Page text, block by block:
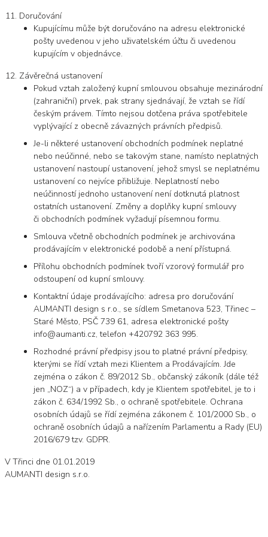
Doručování
Kupujícímu může být doručováno na adresu elektronické
pošty uvedenou v jeho uživatelském účtu či uvedenou
kupujícím v objednávce.
Závěrečná ustanovení
Pokud vztah založený kupní smlouvou obsahuje mezinárodní
(zahraniční) prvek, pak strany sjednávají, že vztah se řídí
českým právem. Tímto nejsou dotčena práva spotřebitele
vyplývající z obecně závazných právních předpisů.
Je-li některé ustanovení obchodních podmínek neplatné
nebo neúčinné, nebo se takovým stane, namísto neplatných
ustanovení nastoupí ustanovení, jehož smysl se neplatnému
ustanovení co nejvíce přibližuje. Neplatností nebo
neúčinností jednoho ustanovení není dotknutá platnost
ostatních ustanovení. Změny a doplňky kupní smlouvy
či obchodních podmínek vyžadují písemnou formu.
Smlouva včetně obchodních podmínek je archivována
prodávajícím v elektronické podobě a není přístupná.
Přílohu obchodních podmínek tvoří vzorový formulář pro
odstoupení od kupní smlouvy.
Kontaktní údaje prodávajícího: adresa pro doručování
AUMANTI design s r.o., se sídlem Smetanova 523, Třinec –
Staré Město, PSČ 739 61, adresa elektronické pošty
info@aumanti.cz, telefon +420792 363 995.
Rozhodné právní předpisy jsou to platné právní předpisy,
kterými se řídí vztah mezi Klientem a Prodávajícím. Jde
zejména o zákon č. 89/2012 Sb., občanský zákoník (dále též
jen „NOZ“) a v případech, kdy je Klientem spotřebitel, je to i
zákon č. 634/1992 Sb., o ochraně spotřebitele. Ochrana
osobních údajů se řídí zejména zákonem č. 101/2000 Sb., o
ochraně osobních údajů a nařízením Parlamentu a Rady (EU)
2016/679 tzv. GDPR.
V Třinci dne 01.01.2019
AUMANTI design s.r.o.